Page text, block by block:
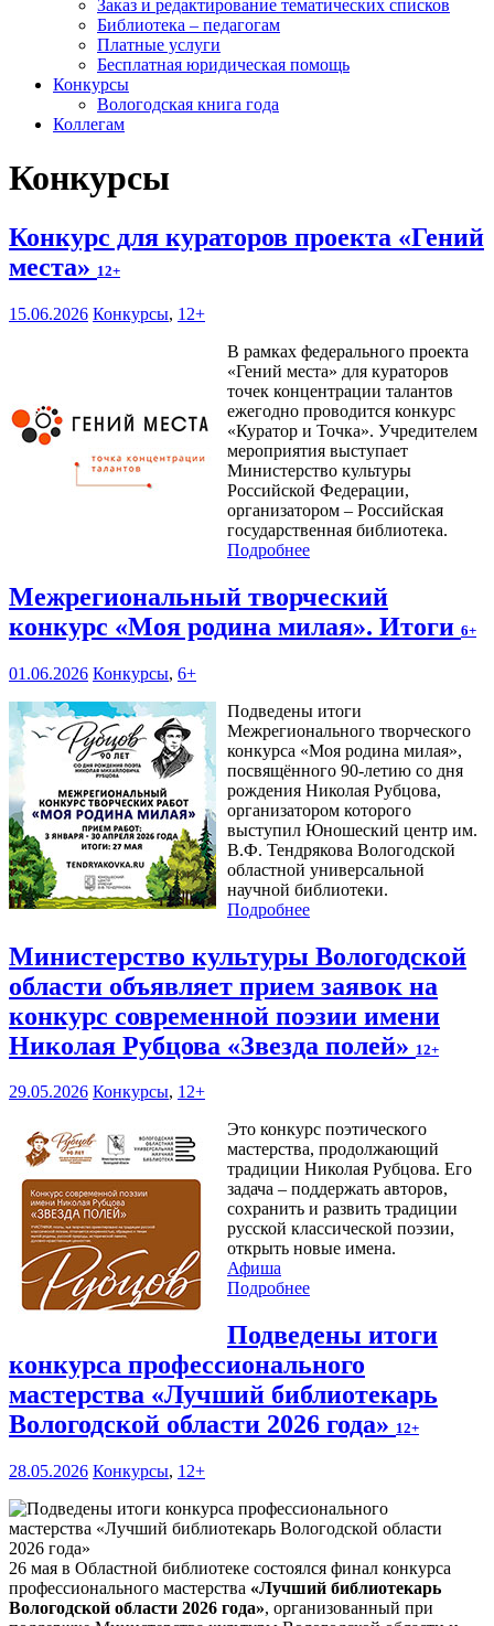
Заказ и редактирование тематических списков
Библиотека – педагогам
Платные услуги
Бесплатная юридическая помощь
Конкурсы
Вологодская книга года
Коллегам
Конкурсы
Конкурс для кураторов проекта «Гений
места» 12+
15.06.2026 Конкурсы, 12+
В рамках федерального проекта
«Гений места» для кураторов
точек концентрации талантов
ежегодно проводится конкурс
«Куратор и Точка». Учредителем
мероприятия выступает
Министерство культуры
Российской Федерации,
организатором – Российская
государственная библиотека.
Подробнее
Межрегиональный творческий
конкурс «Моя родина милая». Итоги 6+
01.06.2026 Конкурсы, 6+
Подведены итоги
Межрегионального творческого
конкурса «Моя родина милая»,
посвящённого 90-летию со дня
рождения Николая Рубцова,
организатором которого
выступил Юношеский центр им.
В.Ф. Тендрякова Вологодской
областной универсальной
научной библиотеки.
Подробнее
Министерство культуры Вологодской
области объявляет прием заявок на
конкурс современной поэзии имени
Николая Рубцова «Звезда полей» 12+
29.05.2026 Конкурсы, 12+
Это конкурс поэтического
мастерства, продолжающий
традиции Николая Рубцова. Его
задача – поддержать авторов,
сохранить и развить традиции
русской классической поэзии,
открыть новые имена.
Афиша
Подробнее
Подведены итоги
конкурса профессионального
мастерства «Лучший библиотекарь
Вологодской области 2026 года» 12+
28.05.2026 Конкурсы, 12+
26 мая в Областной библиотеке состоялся финал конкурса
профессионального мастерства «Лучший библиотекарь
Вологодской области 2026 года», организованный при